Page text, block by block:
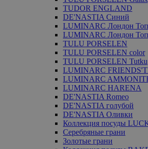
TUDOR ENGLAND
DE'NASTIA Синий
LUMINARC Лондон
LUMINARC Лондон
TULU PORSELEN
TULU PORSELEN color
TULU PORSELEN Tutku
LUMINARC
LUMINARC
LUMINARC HARENA
DE'NASTIA Romeo
DE'NASTIA голубой
DE'NASTIA Оливки
Коллекция посуды
Серебряные грани
Золотые грани